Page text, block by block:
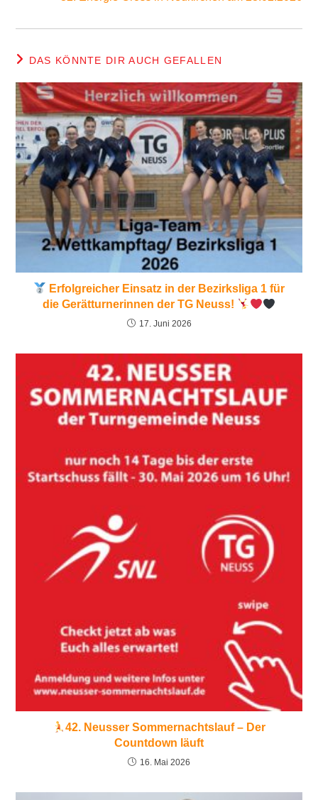
DAS KÖNNTE DIR AUCH GEFALLEN
Erfolgreicher Einsatz in der Bezirksliga 1 für
die Gerätturnerinnen der TG Neuss!
17. Juni 2026
42. Neusser Sommernachtslauf – Der
Countdown läuft
16. Mai 2026